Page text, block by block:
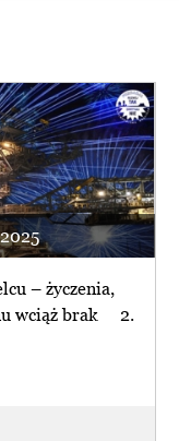
– życzenia,
wciąż brak 2.